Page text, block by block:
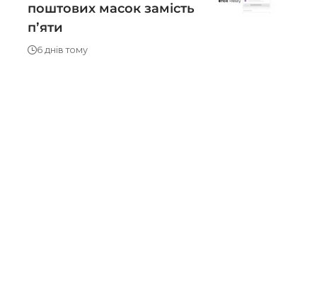
поштових масок замість
пʼяти
6 днів тому